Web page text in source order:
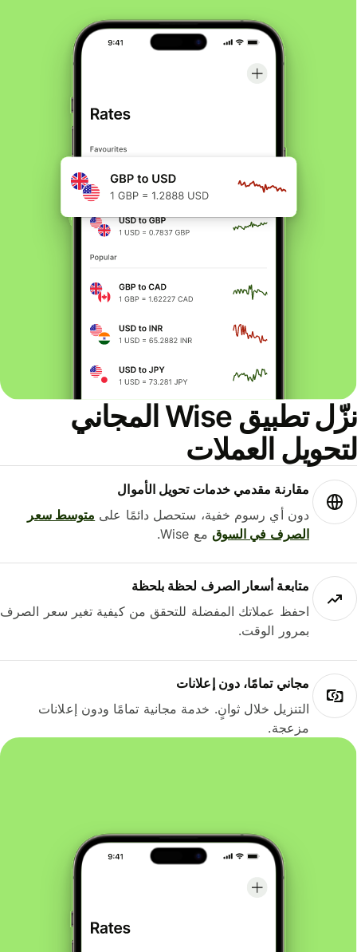
نزّل تطبيق Wise المجاني
العملات
مقارنة مقدمي خدمات تحويل الأموال
دون أي رسوم خفية، ستحصل دائمًا علىمتوسط ​​سعر
الصرف في السوقمع Wise.
متابعة أسعار الصرف لحظة بلحظة
احفظ عملاتك المفضلة للتحقق من كيفية تغير سعر الصرف
بمرور الوقت.
مجاني تمامًا، دون إعلانات
التنزيل خلال ثوانٍ. خدمة مجانية تمامًا ودون إعلانات
مزعجة.